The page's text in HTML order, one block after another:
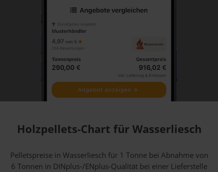
Holzpellets-Chart für Wasserliesch
Pelletspreise in Wasserliesch für 1 Tonne bei Abnahmevon
6 Tonnen in DINplus-/ENplus-Qualität bei einer Lieferstelle